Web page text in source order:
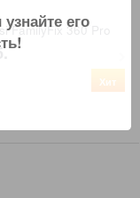
FamilyFix 360 Pro
Хит
его